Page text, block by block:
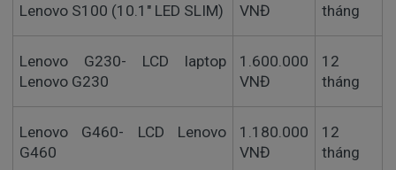
Lenovo S100 (10.1" LED SLIM)
VNĐ
tháng
Lenovo G230- LCD laptop
Lenovo G230
1.600.000
VNĐ
12
tháng
Lenovo G460- LCD Lenovo
G460
1.180.000
VNĐ
12
tháng